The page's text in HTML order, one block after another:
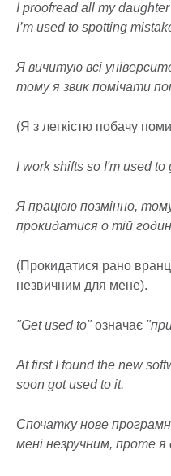
I proofread all my
I’m used to spotting
Я вичитую всі
тому я звик помічати
(Я з легкістю побачу
I work shifts so I'm used
Я працюю позмінно,
прокидатися о тій
(Прокидатися рано
незвичним для мене).
"Get used to"означає
At first I found the new
soon got used to it.
Спочатку нове
мені незручним, проте я